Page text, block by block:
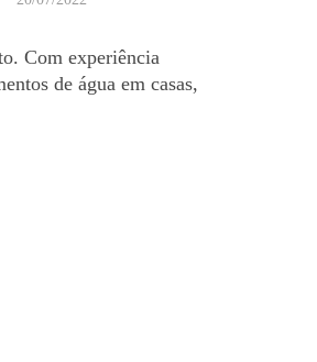
Com experiência
de água em casas,